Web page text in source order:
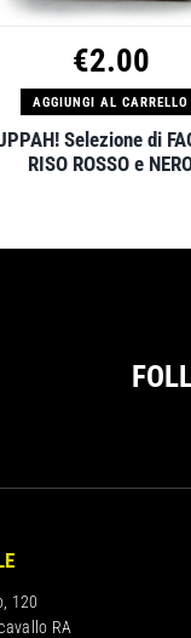
€2.00
AGGIUNGI AL CARRELLO
Selezione di
RISO ROSSO e
120
RA